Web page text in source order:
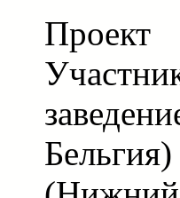
Проект